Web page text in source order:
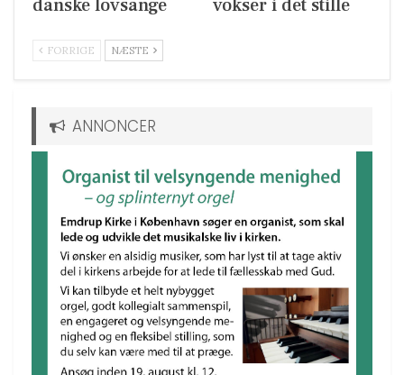
danske lovsange vokser i det stille
FORRIGE NÆSTE
ANNONCER